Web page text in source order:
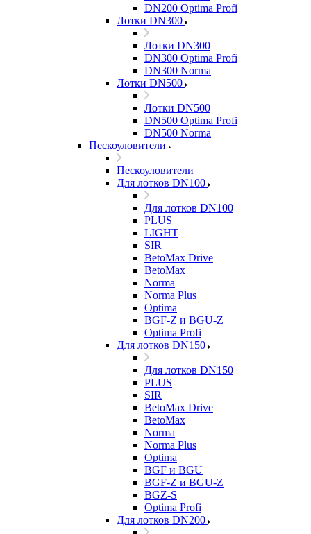
DN200 Optima Profi
Лотки DN300
Лотки DN300
DN300 Optima Profi
DN300 Norma
Лотки DN500
Лотки DN500
DN500 Optima Profi
DN500 Norma
Пескоуловители
Пескоуловители
Для лотков DN100
Для лотков DN100
PLUS
LIGHT
SIR
BetoMax Drive
BetoMax
Norma
Norma Plus
Optima
BGF-Z и BGU-Z
Optima Profi
Для лотков DN150
Для лотков DN150
PLUS
SIR
BetoMax Drive
BetoMax
Norma
Norma Plus
Optima
BGF и BGU
BGF-Z и BGU-Z
BGZ-S
Optima Profi
Для лотков DN200